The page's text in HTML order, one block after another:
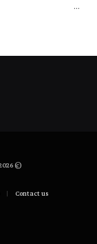
…
© 2026 جميع الحقوق محفوظة. وطن يغرد خارج السرب
Contact us